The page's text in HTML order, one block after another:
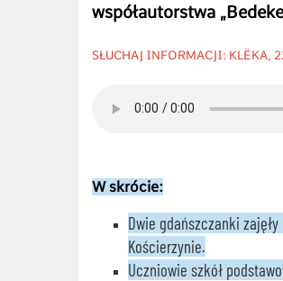
współautorstwa
SŁUCHAJ INFORMACJI: KLËKA,
W skrócie:
Dwie gdańszczanki
Kościerzynie.
Uczniowie szkół